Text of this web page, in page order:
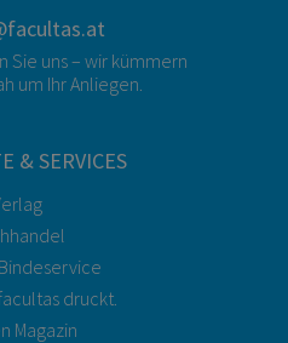
Sie uns – wir kümmern
um Ihr Anliegen.
& SERVICES
druckt.
Magazin